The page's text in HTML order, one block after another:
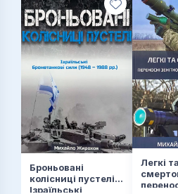
Броньовані
колісниці пустелі.
Ізраїльські
Легкі та